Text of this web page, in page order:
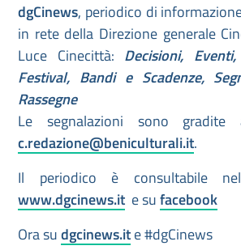
dgCinews, periodico di
in rete della Direzione generale
Luce Cinecittà: Decisioni,
Festival, Bandi e Scadenze,
Rassegne
Le segnalazioni sono gradite
c.redazione@beniculturali.it.
Il periodico è consultabile
www.dgcinews.it e sufacebook
Ora sudgcinews.ite #dgCinews